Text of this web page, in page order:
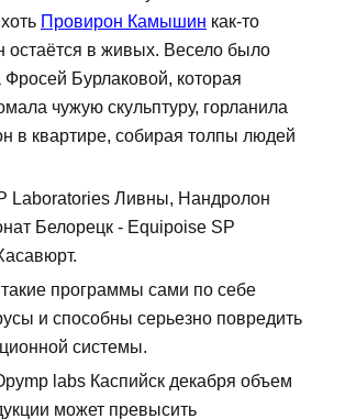
Провирон Камышин как-то
остаётся в живых. Весело было
Фросей Бурлаковой, которая
чужую скульптуру, горланила
в квартире, собирая толпы людей
Laboratories Ливны, Нандролон
Белорецк - Equipoise SP
программы сами по себе
и способны серьезно повредить
системы.
labs Каспийск декабря объем
может превысить